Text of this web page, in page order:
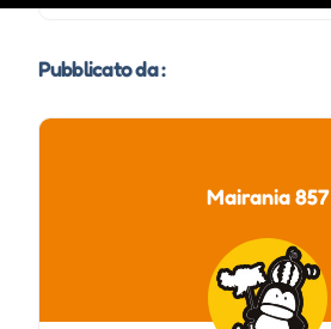
Pubblicato da :
Mairania 857